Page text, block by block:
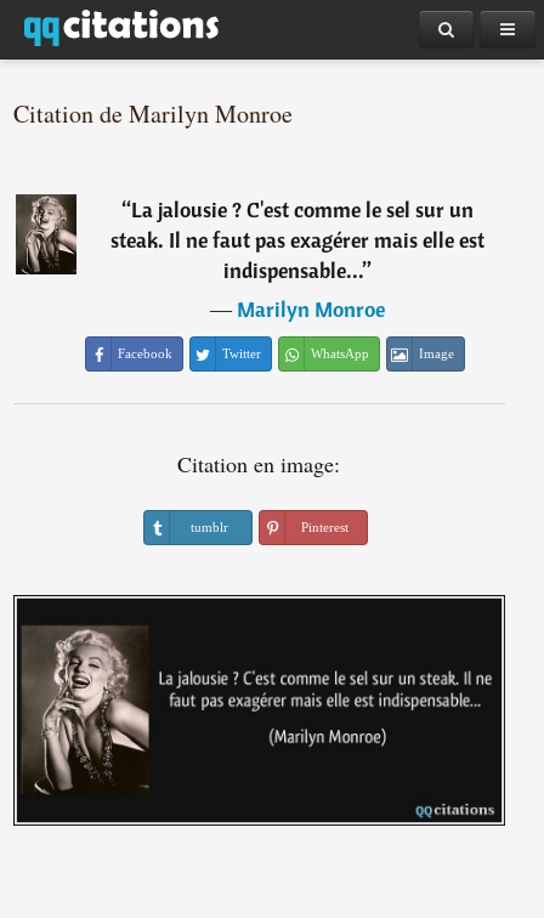
Citation de Marilyn Monroe
“La jalousie ? C'est comme le sel sur un
steak. Il ne faut pas exagérer mais elle est
indispensable...”
―Marilyn Monroe
Facebook Twitter WhatsApp Image
Citation en image:
tumblr Pinterest